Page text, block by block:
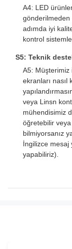
A4: LED
gönderilmeden
adımda iyi
kontrol
S5: Teknik
A5: Müşterimiz
ekranları nasıl
veya Linsn
mühendisimiz
öğretebilir
bilmiyorsanız
İngilizce mesaj
yapabiliriz).